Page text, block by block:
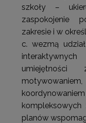
szkoły –
zaspokojenie
zakresie i w
wezmą
umiejętności
planów